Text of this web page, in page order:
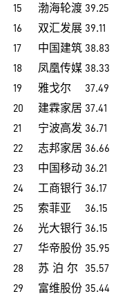
15
渤海轮渡 39.25
16
双汇发展 39.11
17
中国建筑 38.83
18
凤凰传媒 38.33
19
雅戈尔 37.49
20
建霖家居 37.41
21
宁波高发 36.71
22
志邦家居 36.66
23
中国移动 36.21
24
工商银行 36.17
25
索菲亚 36.15
26
光大银行 36.15
27
华帝股份 35.95
28
苏 泊 尔 35.57
29
富维股份 35.44